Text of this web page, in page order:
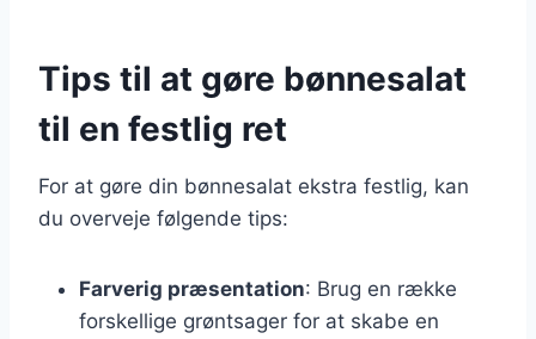
Tips til at gøre bønnesalat
til en festlig ret
For at gøre din bønnesalat ekstra festlig, kan
du overveje følgende tips:
Farverig præsentation: Brug en række
forskellige grøntsager for at skabe en